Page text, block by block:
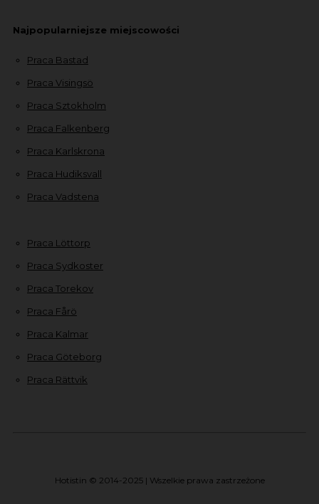
Najpopularniejsze miejscowości
Praca Bastad
Praca Visingsö
Praca Sztokholm
Praca Falkenberg
Praca Karlskrona
Praca Hudiksvall
Praca Vadstena
Praca Löttorp
Praca Sydkoster
Praca Torekov
Praca Fårö
Praca Kalmar
Praca Göteborg
Praca Rättvik
Hotistin © 2014-2025 | Wszelkie prawa zastrzeżone